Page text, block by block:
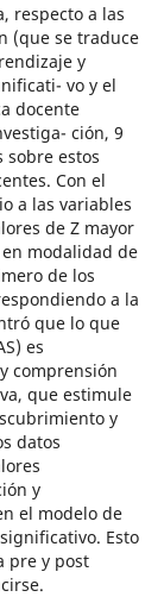
respecto a las
(que se traduce
y
vo y el
docente
ción, 9
sobre estos
Con el
a las variables
de Z mayor
modalidad de
de los
a la
que lo que
es
comprensión
que estimule
y
datos
y
el modelo de
Esto
pre y post